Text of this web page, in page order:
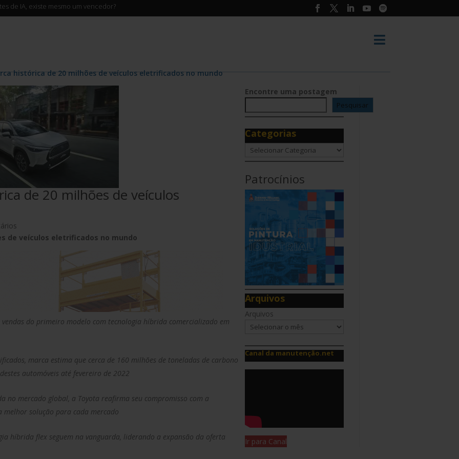
de IA, existe mesmo um vencedor?

histórica de 20 milhões de veículos eletrificados no mundo
de 20 milhões de veículos
de veículos eletrificados no mundo
do primeiro modelo com tecnologia híbrida comercializado em
marca estima que cerca de 160 milhões de toneladas de carbono
automóveis até fevereiro de 2022
no mercado global, a Toyota reafirma seu compromisso com a
solução para cada mercado
híbrida flex seguem na vanguarda, liderando a expansão da oferta
Encontre uma postagem
Pesquisar
Categorias
Categorias
Patrocínios
Arquivos
Arquivos
Canal da manutenção.net
Ir para Canal